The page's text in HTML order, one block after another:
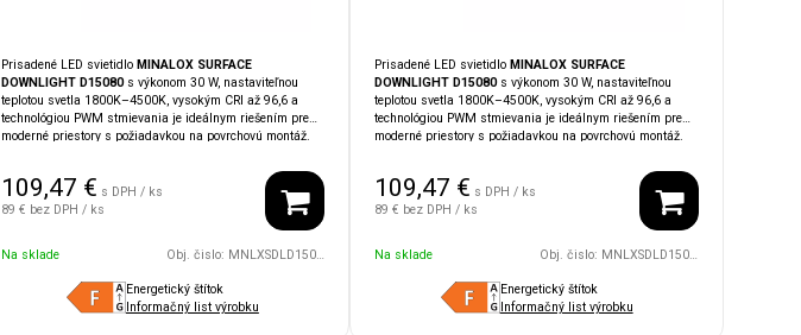
Prisadené LED svietidlo MINALOX SURFACE
DOWNLIGHT D15080s výkonom 30 W, nastaviteľnou
teplotou svetla 1800K–4500K, vysokým CRI až 96,6 a
technológiou PWM stmievania je ideálnym riešením pre
moderné priestory s požiadavkou na povrchovú montáž.
náročnejších priestorov. Kompatibilita so systémami
LOXONE, TapHome, Ampio, KNX
umožňuje jednoduchú
integráciu do inteligentnej domácnosti.
109,47 € s DPH / ks
89 € bez DPH / ks
Na sklade Obj. čislo: MNLXSDLD15080UGR/30W/24V/110D/1800/4500/WH
Energetický štítok
Informačný list výrobku
Prisadené LED svietidloMINALOX SURFACE
DOWNLIGHT D15080s výkonom 30 W, nastaviteľnou
teplotou svetla 1800K–4500K, vysokým CRI až 96,6 a
technológiou PWM stmievania je ideálnym riešením pre
moderné priestory s požiadavkou na povrchovú montáž.
náročnejších priestorov. Čierne prevedenie podčiarkuje
dizajnový charakter svietidla. Kompatibilita so
systémamiLOXONE, TapHome, Ampio, KNX
umožňuje
jednoduchú integráciu do inteligentnej domácnosti.
109,47 € s DPH / ks
89 € bez DPH / ks
Na sklade Obj. čislo: MNLXSDLD15080UGR/30W/24V/110D/1800/4500/BK
Energetický štítok
Informačný list výrobku